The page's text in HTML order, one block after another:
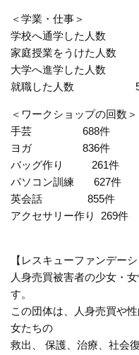
＜学業・仕事＞
学校へ通学した人数
家庭授業をうけた人数
大学へ進学した人数
就職した人数 5
＜ワークショップの回数＞
手芸 688件
ヨガ 836件
バッグ作り 261件
パソコン訓練 627件
英会話 855件
アクセサリー作り 269件
【レスキューファンデー
人身売買被害者の少女・
す。
この団体は、人身売買や
女たちの
救出、 保護、治療、社会